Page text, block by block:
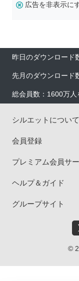
広告を非表示に
昨日のダウンロード
先月のダウンロード
総会員数：1600万人
シルエットについて
会員登録
プレミアム会員サ
ヘルプ＆ガイド
グループサイト
©